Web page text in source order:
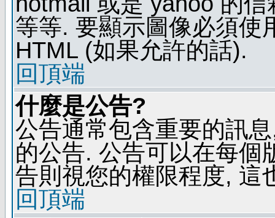
等等. 要顯示圖像必須使
HTML (如果允許的話).
回頂端
什麼是公告?
公告通常包含重要的訊
的公告. 公告可以在每個
告則視您的權限程度, 這
回頂端